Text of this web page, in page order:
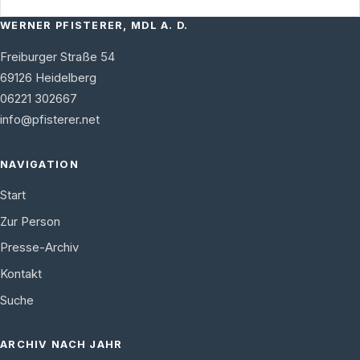
WERNER PFISTERER, MDL A. D.
Freiburger Straße 54
69126 Heidelberg
06221 302667
info@pfisterer.net
NAVIGATION
Start
Zur Person
Presse-Archiv
Kontakt
Suche
ARCHIV NACH JAHR